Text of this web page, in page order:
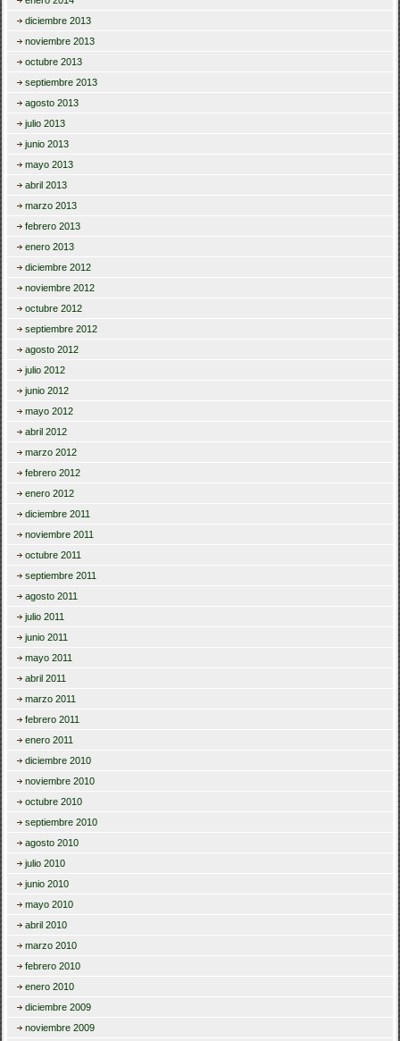
diciembre 2013
noviembre 2013
octubre 2013
septiembre 2013
agosto 2013
julio 2013
junio 2013
mayo 2013
abril 2013
marzo 2013
febrero 2013
enero 2013
diciembre 2012
noviembre 2012
octubre 2012
septiembre 2012
agosto 2012
julio 2012
junio 2012
mayo 2012
abril 2012
marzo 2012
febrero 2012
enero 2012
diciembre 2011
noviembre 2011
octubre 2011
septiembre 2011
agosto 2011
julio 2011
junio 2011
mayo 2011
abril 2011
marzo 2011
febrero 2011
enero 2011
diciembre 2010
noviembre 2010
octubre 2010
septiembre 2010
agosto 2010
julio 2010
junio 2010
mayo 2010
abril 2010
marzo 2010
febrero 2010
enero 2010
diciembre 2009
noviembre 2009